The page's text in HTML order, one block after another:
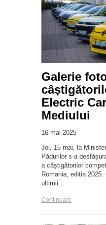
Galerie
Electric
Mediului
16 mai 2025
Joi, 15 mai, la
Pădurilor s-a
a câștigătorilor
Romania, ediția
ultimii…
Continuare